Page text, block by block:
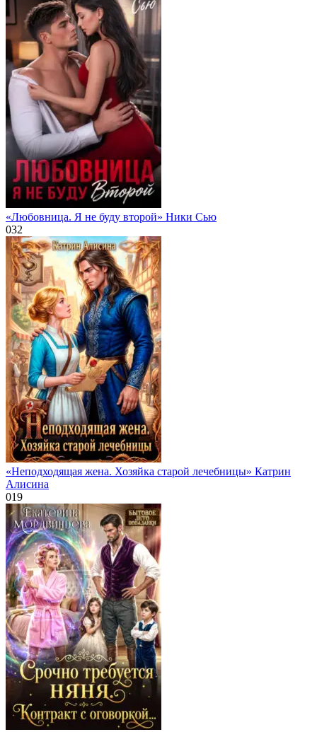
«Любовница. Я не буду второй» Ники Сью
032
«Неподходящая жена. Хозяйка старой лечебницы» Катрин
Алисина
019